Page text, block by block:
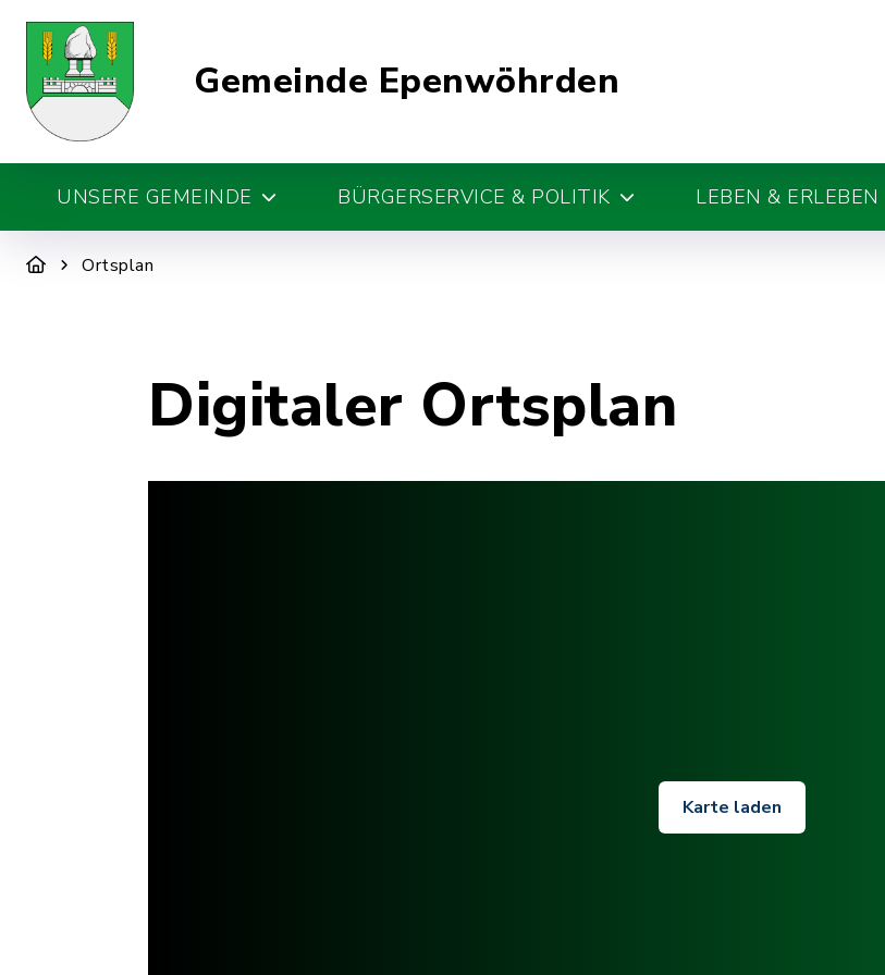
Gemeinde Epenwöhrden
UNSERE GEMEINDE BÜRGERSERVICE & POLITIK LEBEN & ERLEBEN
Ortsplan
Digitaler Ortsplan
Karte laden